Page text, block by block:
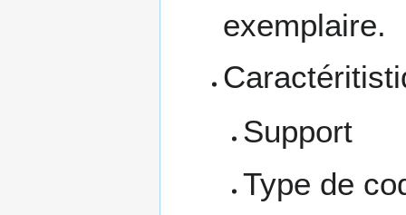
exemplaire.
Support
Type de